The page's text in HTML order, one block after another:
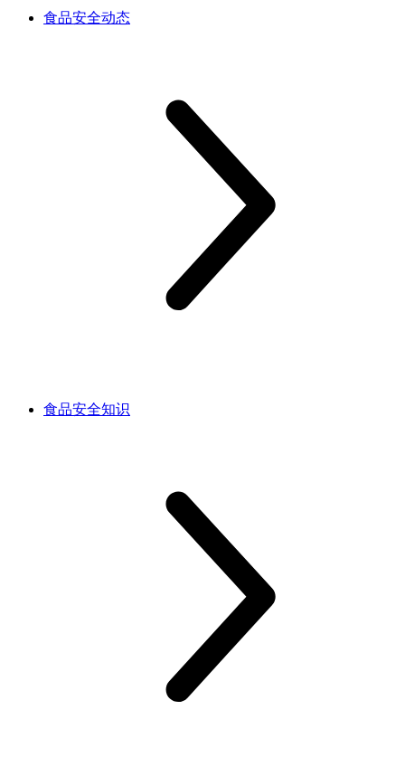
食品安全动态
食品安全知识